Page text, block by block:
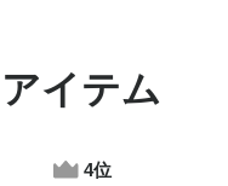
イテム